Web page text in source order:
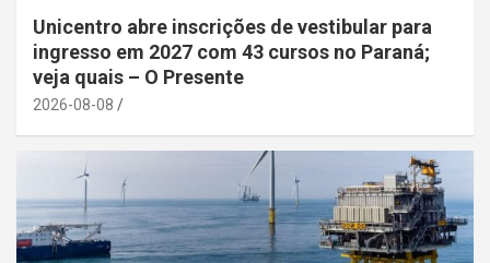
Unicentro abre inscrições de vestibular para
ingresso em 2027 com 43 cursos no Paraná;
veja quais – O Presente
2026-08-08